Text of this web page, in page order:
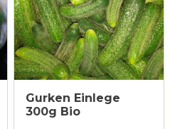
Gurken Einlege
300g Bio